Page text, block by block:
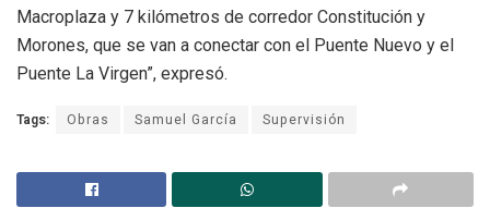
Macroplaza y 7 kilómetros de corredor Constitución y
Morones, que se van a conectar con el Puente Nuevo y el
Puente La Virgen”, expresó.
Tags: Obras Samuel García Supervisión